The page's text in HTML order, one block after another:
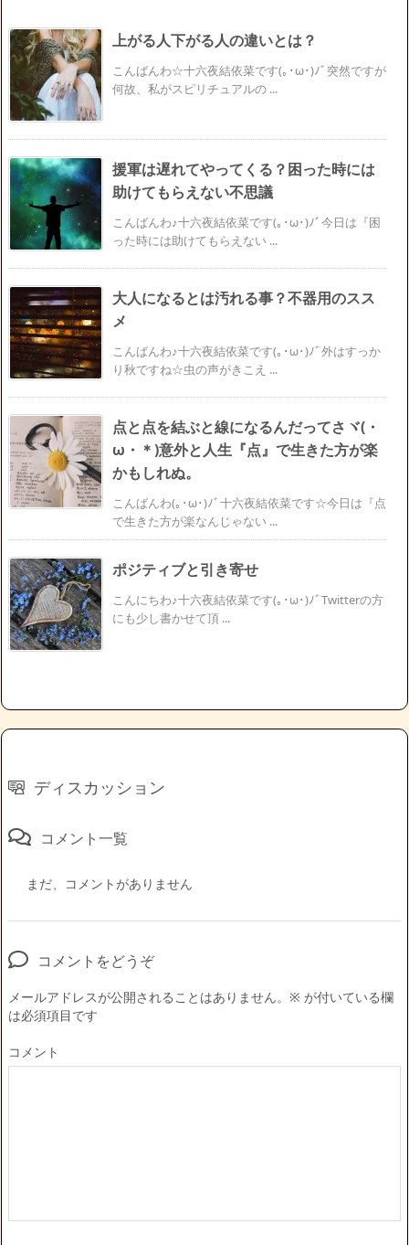
上がる人下がる人の違いとは？
こんばんわ☆十六夜結依菜です(｡･ω･)ﾉﾞ突然ですが
何故、私がスピリチュアルの ...
援軍は遅れてやってくる？困った時には
助けてもらえない不思議
こんばんわ♪十六夜結依菜です(｡･ω･)ﾉﾞ今日は『困
った時には助けてもらえない ...
大人になるとは汚れる事？不器用のスス
メ
こんばんわ♪十六夜結依菜です(｡･ω･)ﾉﾞ外はすっか
り秋ですね☆虫の声がきこえ ...
点と点を結ぶと線になるんだってさヾ(・
ω・＊)意外と人生『点』で生きた方が楽
かもしれぬ。
こんばんわ(｡･ω･)ﾉﾞ十六夜結依菜です☆今日は『点
で生きた方が楽なんじゃない ...
ポジティブと引き寄せ
こんにちわ♪十六夜結依菜です(｡･ω･)ﾉﾞTwitterの方
にも少し書かせて頂 ...
ディスカッション
コメント一覧
まだ、コメントがありません
コメントをどうぞ
メールアドレスが公開されることはありません。 ※ が付いている欄
は必須項目です
コメント